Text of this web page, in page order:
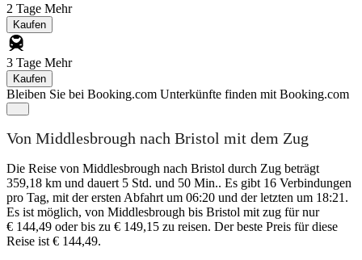
2 Tage Mehr
Kaufen
3 Tage Mehr
Kaufen
Bleiben Sie bei Booking.com Unterkünfte finden mit Booking.com
Von Middlesbrough nach Bristol mit dem Zug
Die Reise von Middlesbrough nach Bristol durch Zug beträgt
359,18 km und dauert 5 Std. und 50 Min.. Es gibt 16 Verbindungen
pro Tag, mit der ersten Abfahrt um 06:20 und der letzten um 18:21.
Es ist möglich, von Middlesbrough bis Bristol mit zug für nur
€ 144,49 oder bis zu € 149,15 zu reisen. Der beste Preis für diese
Reise ist € 144,49.